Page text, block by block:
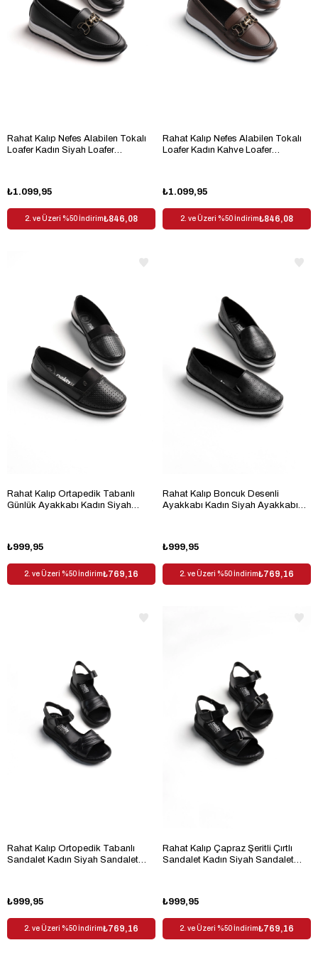
Rahat Kalıp Nefes Alabilen Tokalı
Loafer Kadın Siyah Loafer
₺1.099,95
2. ve Üzeri %50 İndirim₺846,08
Rahat Kalıp Nefes Alabilen Tokalı
Loafer Kadın Kahve Loafer
₺1.099,95
2. ve Üzeri %50 İndirim₺846,08
Rahat Kalıp Ortapedik Tabanlı
Günlük Ayakkabı Kadın Siyah
₺999,95
2. ve Üzeri %50 İndirim₺769,16
Rahat Kalıp Boncuk Desenli
Ayakkabı Kadın Siyah Ayakkabı
₺999,95
2. ve Üzeri %50 İndirim₺769,16
Rahat Kalıp Ortopedik Tabanlı
Sandalet Kadın Siyah Sandalet
₺999,95
2. ve Üzeri %50 İndirim₺769,16
Rahat Kalıp Çapraz Şeritli Çırtlı
Sandalet Kadın Siyah Sandalet
₺999,95
2. ve Üzeri %50 İndirim₺769,16